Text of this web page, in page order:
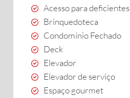
Acesso para deficientes
Brinquedoteca
Condomínio Fechado
Deck
Elevador
Elevador de serviço
Espaço gourmet